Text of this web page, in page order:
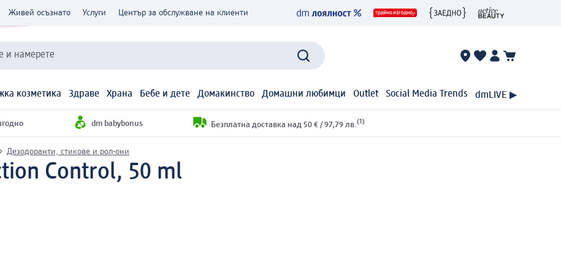
Живей осъзнато Услуги Център за обслужване на клиенти
и намерете
козметика Здраве Храна Бебе и дете Домакинство Домашни любимци Outlet Social Media Trends dmLIVE ▶
dm babybonus Безплатна доставка над 50 € / 97,79 лв. (1)
Дезодоранти, стикове и рол-они
Control, 50 ml